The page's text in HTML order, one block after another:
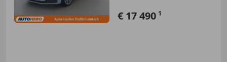
€ 17 490 1